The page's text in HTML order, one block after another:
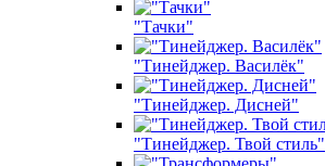
"Тачки"
"Тинейджер. Василёк"
"Тинейджер. Дисней"
"Тинейджер. Твой стиль"